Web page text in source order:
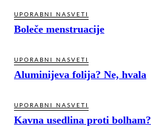
UPORABNI NASVETI
Boleče menstruacije
UPORABNI NASVETI
Aluminijeva folija? Ne, hvala
UPORABNI NASVETI
Kavna usedlina proti bolham?